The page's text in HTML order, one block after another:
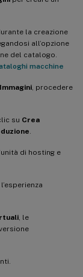
la creazione
all’opzione
del catalogo.
macchine
Immagini , procedere
su Crea
di hosting e
, le